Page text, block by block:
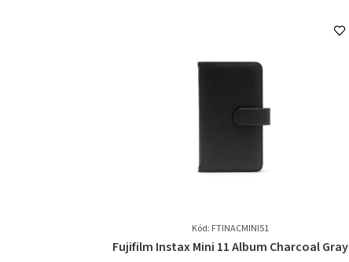
Kód: FTINACMINI51
Průměrné
Fujifilm Instax Mini 11 Album Charcoal Gray